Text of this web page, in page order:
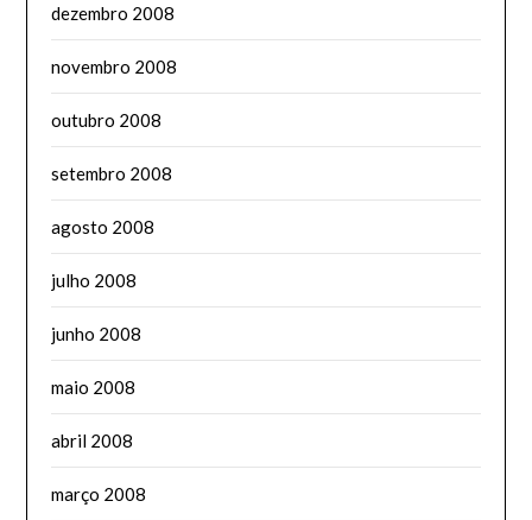
dezembro 2008
novembro 2008
outubro 2008
setembro 2008
agosto 2008
julho 2008
junho 2008
maio 2008
abril 2008
março 2008